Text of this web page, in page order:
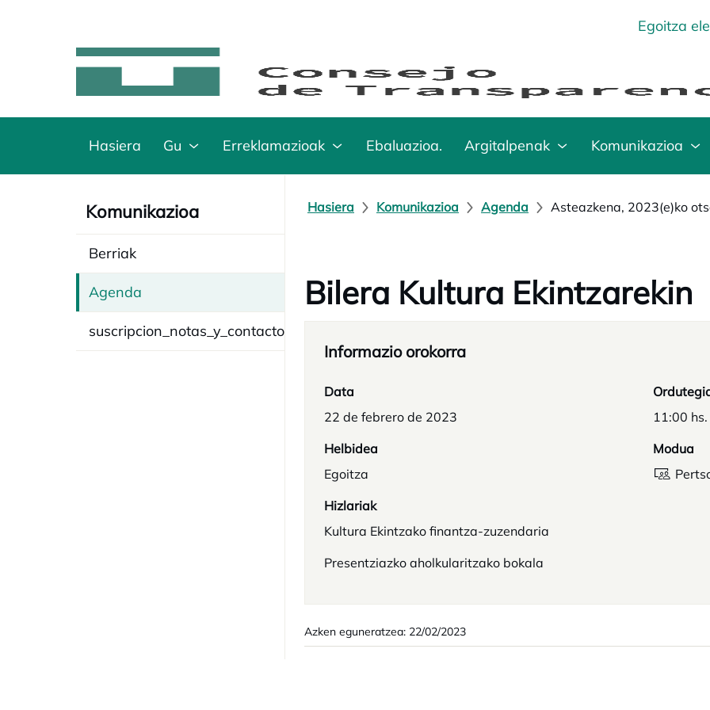
Egoitza
Hasiera Gu Erreklamazioak Ebaluazioa. Argitalpenak Komunikazioa
Komunikazioa
Berriak
Agenda
suscripcion_notas_y_contacto
Hasiera Komunikazioa Agenda Asteazkena, 2023(e)ko
Bilera Kultura Ekintzarekin
Informazio orokorra
Data
22 de febrero de 2023
11:00 hs.
Helbidea
Egoitza
Modua
Hizlariak
Kultura Ekintzako finantza-zuzendaria
Presentziazko aholkularitzako bokala
Azken eguneratzea: 22/02/2023